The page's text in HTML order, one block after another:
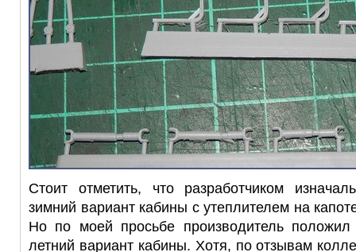
Стоит отметить, что разработчиком
зимний вариант кабины с утеплителем на
Но по моей просьбе производитель
летний вариант кабины. Хотя, по отзывам